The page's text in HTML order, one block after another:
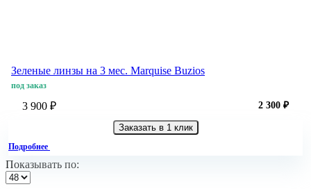
Зеленые линзы на 3 мес. Marquise Buzios
под заказ
3 900 ₽ 2 300 ₽
Заказать в 1 клик
Подробнее
Показывать по: